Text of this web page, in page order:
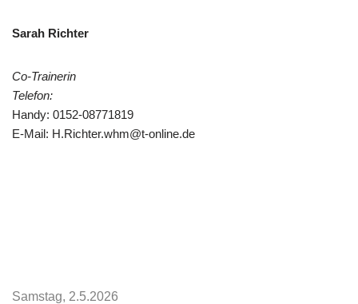
Sarah Richter
Co-Trainerin
Telefon:
Handy: 0152-08771819
E-Mail: H.Richter.whm@t-online.de
Samstag, 2.5.2026